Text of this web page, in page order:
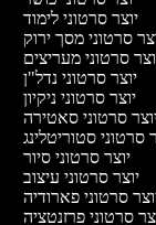
יוצר סרטוני לימוד
סרטוני מסך ירוק
יוצר סרטוני מעריצים
יוצר סרטוני נדל"ן
יוצר סרטוני ניקיון
יוצר סרטוני סאטירה
סרטוני סטוריטלינג
יוצר סרטוני סיור
יוצר סרטוני עיצוב
יוצר סרטוני פארודיה
סרטוני פרזנטציה